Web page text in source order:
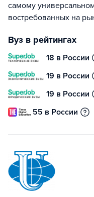
самому
востребованных на
Вуз в рейтингах
18 в России
19 в России
19 в России
55 в России